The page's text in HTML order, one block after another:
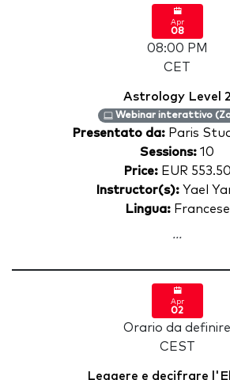
Apr
08
08:00 PM
CET
Astrology Level 2
Webinar interattivo
Presentato da: Paris
Sessions: 10
Price:EUR 553.50
Instructor(s): Yael
Lingua:Francese
...
Apr
02
Orario da definire
CEST
Leggere e decifrare